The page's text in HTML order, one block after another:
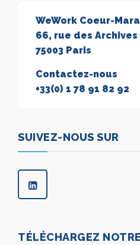
WeWork Coeur-
66, rue des Archives
75003 Paris
Contactez-nous
+33(0) 1 78 91 82 92
SUIVEZ-NOUS SUR
TÉLÉCHARGEZ